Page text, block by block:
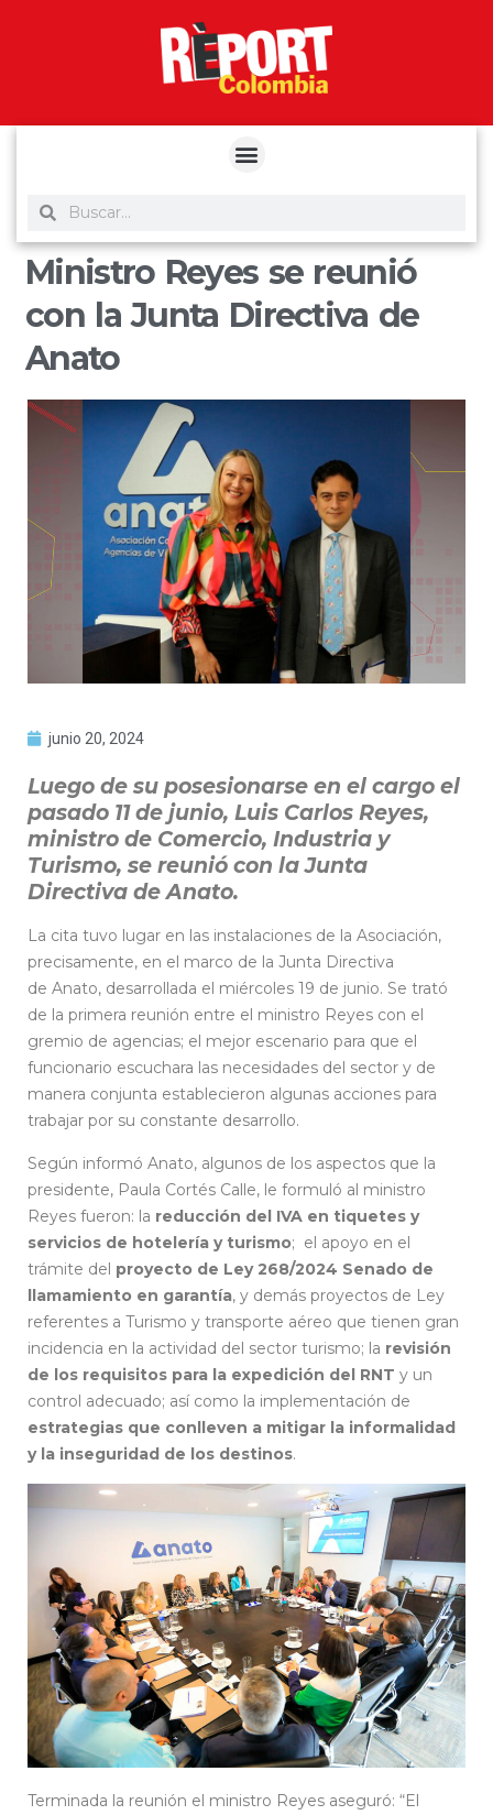
Ministro Reyes se reunió
con la Junta Directiva de
Anato
junio 20, 2024
Luego de su posesionarse en el cargo el
pasado 11 de junio, Luis Carlos Reyes,
ministro de Comercio, Industria y
Turismo, se reunió con la Junta
Directiva de Anato.
La cita tuvo lugar en las instalaciones de la Asociación,
precisamente, en el marco de la Junta Directiva
de Anato, desarrollada el miércoles 19 de junio. Se trató
de la primera reunión entre el ministro Reyes con el
gremio de agencias; el mejor escenario para que el
funcionario escuchara las necesidades del sector y de
manera conjunta establecieron algunas acciones para
trabajar por su constante desarrollo.
Según informó Anato, algunos de los aspectos que la
presidente, Paula Cortés Calle, le formuló al ministro
Reyes fueron: la reducción del IVA en tiquetes y
servicios de hotelería y turismo; el apoyo en el
trámite del proyecto de Ley 268/2024 Senado de
llamamiento en garantía, y demás proyectos de Ley
referentes a Turismo y transporte aéreo que tienen gran
incidencia en la actividad del sector turismo; la revisión
de los requisitos para la expedición del RNT y un
control adecuado; así como la implementación de
estrategias que conlleven a mitigar la informalidad
y la inseguridad de los destinos.
Terminada la reunión el ministro Reyes aseguró: “El